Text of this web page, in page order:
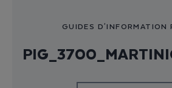
GUIDES D'INFORMATION